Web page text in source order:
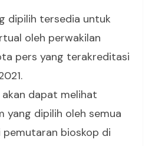
dipilih tersedia untuk
oleh perwakilan
pers yang terakreditasi
akan dapat melihat
yang dipilih oleh semua
bioskop di